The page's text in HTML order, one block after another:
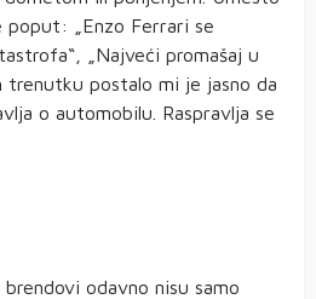
„Enzo Ferrari se
„Najveći promašaj u
trenutku postalo mi je jasno da
o automobilu. Raspravlja se
odavno nisu samo